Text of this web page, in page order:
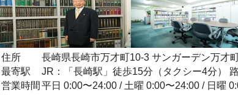
住所
長崎県長崎市万才町10-3 サンガーデン万才
最寄駅
JR：「長崎駅」徒歩15分（タクシー4分）
営業時間 平日 0:00〜24:00 / 土曜 0:00〜24:00 / 日曜